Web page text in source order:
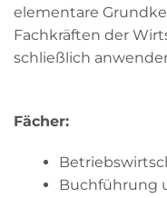
elementare
Fachkräften der
schließlich
Fächer:
Buchführung